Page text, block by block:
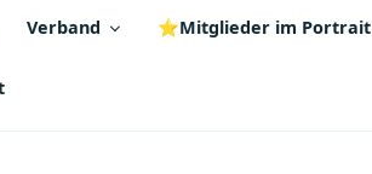
Verband ⭐Mitglieder im Portrait